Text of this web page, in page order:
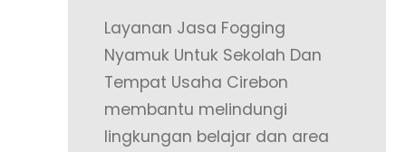
Layanan Jasa Fogging
Nyamuk Untuk Sekolah Dan
Tempat Usaha Cirebon
membantu melindungi
lingkungan belajar dan area